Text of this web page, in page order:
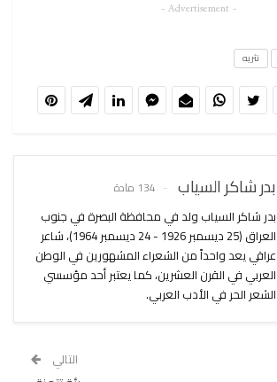
- Advertisement -
نثريه
بدر شاكر السياب 134 مادة
بدر شاكر السياب ولد في محافظة البصرة في جنوب
العراق (25 ديسمبر 1926 - 24 ديسمبر 1964)، شاعر
عراقي يعد واحداً من الشعراء المشهورين في الوطن
العربي في القرن العشرين، كما يعتبر أحد مؤسسي
الشعر الحر في الأدب العربي.
التالي